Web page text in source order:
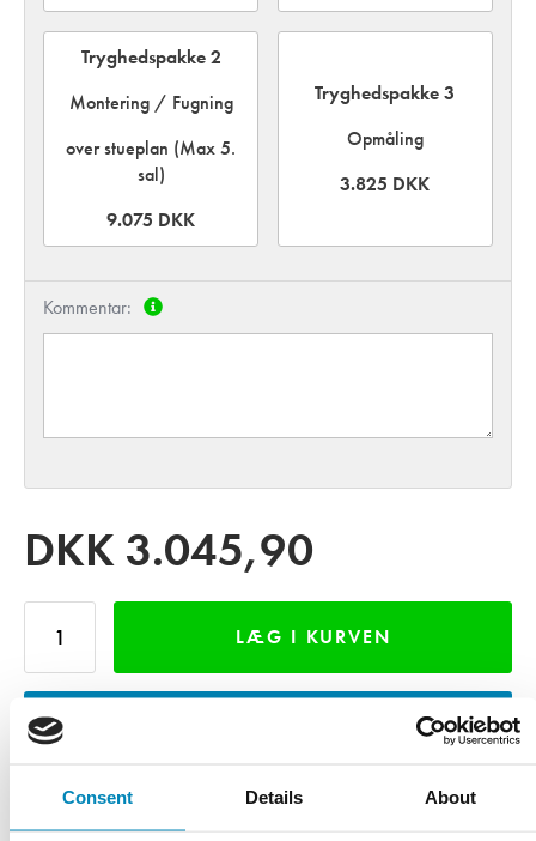
Consent Details About
Tryghedspakke 2
Montering / Fugning
over stueplan (Max 5.
sal)
9.075 DKK
Tryghedspakke 3
Opmåling
3.825 DKK
Kommentar:
DKK 3.045,90
LÆG I KURVEN